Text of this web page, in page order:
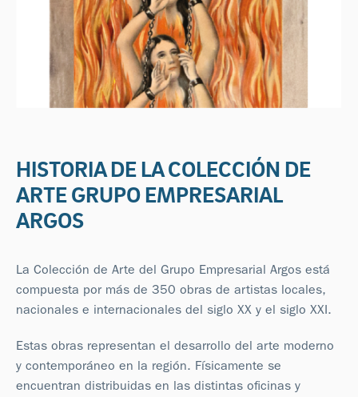
HISTORIA DE LA COLECCIÓN DE
ARTE GRUPO EMPRESARIAL
ARGOS
La Colección de Arte del Grupo Empresarial Argos está
compuesta por más de 350 obras de artistas locales,
nacionales e internacionales del siglo XX y el siglo XXI.
Estas obras representan el desarrollo del arte moderno
y contemporáneo en la región. Físicamente se
encuentran distribuidas en las distintas oficinas y